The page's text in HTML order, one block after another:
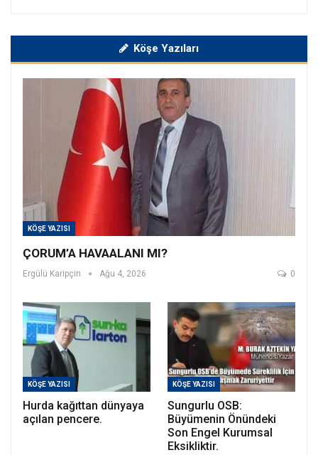
Köşe Yazıları
KÖŞE YAZISI
ÇORUM’A HAVAALANI MI?
Ergülü Karipçin Ağu 4, 2026 0
KÖŞE YAZISI
Hurda kağıttan dünyaya
açılan pencere.
KÖŞE YAZISI
Sungurlu OSB:
Büyümenin Önündeki
Son Engel Kurumsal
Eksikliktir.